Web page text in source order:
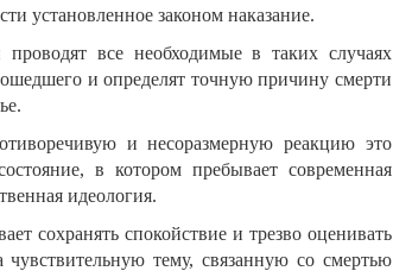
установленное законом наказание.
все необходимые в таких случаях
и определят точную причину смерти
и несоразмерную реакцию это
в котором пребывает современная
идеология.
сохранять спокойствие и трезво оценивать
чувствительную тему, связанную со смертью